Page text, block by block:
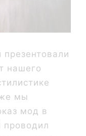
нашего
мы
мод в
проводил